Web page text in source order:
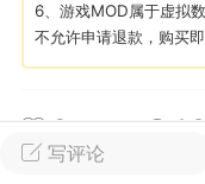
72
大人
Lv.8
写评论
6、游戏MOD属于虚拟
不允许申请退款，购买
0